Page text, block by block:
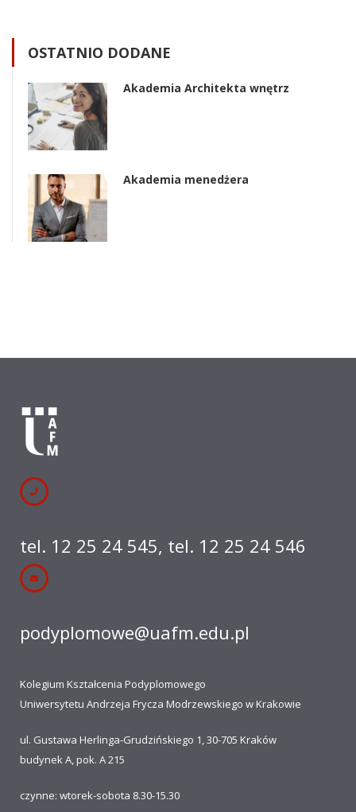
OSTATNIO DODANE
Akademia Architekta wnętrz
Akademia menedżera
tel. 12 25 24 545, tel. 12 25 24 546
podyplomowe@uafm.edu.pl
Kolegium Kształcenia Podyplomowego
Uniwersytetu Andrzeja Frycza Modrzewskiego w Krakowie
ul. Gustawa Herlinga-Grudzińskiego 1, 30-705 Kraków
budynek A, pok. A 215
czynne: wtorek-sobota 8.30-15.30